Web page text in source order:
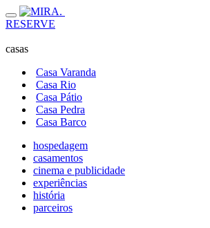
RESERVE
casas
Casa Varanda
Casa Rio
Casa Pátio
Casa Pedra
Casa Barco
hospedagem
casamentos
cinema e publicidade
experiências
história
parceiros